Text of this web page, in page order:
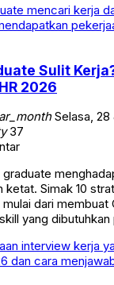
Sulit
2026
Selasa, 28
37
ketat. Simak 10
dari membuat
yang dibutuhkan